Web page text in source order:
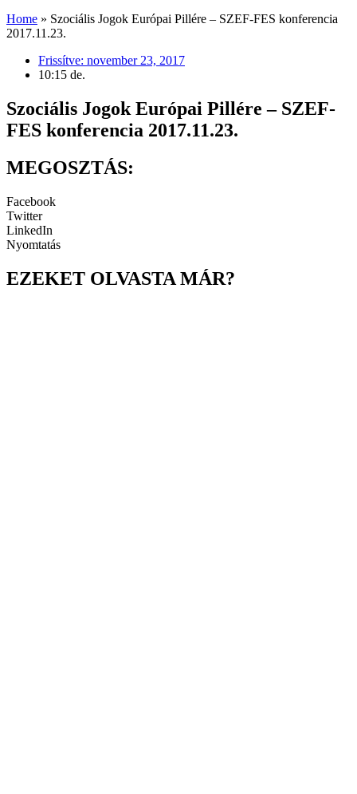
Home » Szociális Jogok Európai Pillére – SZEF-FES konferencia
2017.11.23.
Frissítve: november 23, 2017
10:15 de.
Szociális Jogok Európai Pillére – SZEF-
FES konferencia 2017.11.23.
MEGOSZTÁS:
Facebook
Twitter
LinkedIn
Nyomtatás
EZEKET OLVASTA MÁR?